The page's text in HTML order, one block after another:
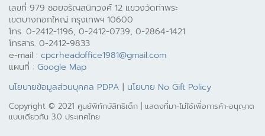
เลขที่ 979 ซอยจรัญสนิทวงศ์ 12 แขวงวัดท่าพระ
เขตบางกอกใหญ่ กรุงเทพฯ 10600
โทร. 0-2412-1196, 0-2412-0739, 0-2864-1421
โทรสาร. 0-2412-9833
e-mail : cpcrheadoffice1981@gmail.com
แผนที่ : Google Map
นโยบายข้อมูลส่วนบุคคล PDPA | นโยบาย No Gift Policy
Copyright © 2021 ศูนย์พิทักษ์สิทธิเด็ก | แสดงที่มา-ไม่ใช้เพื่อการค้า-อนุญาต
แบบเดียวกัน 3.0 ประเทศไทย